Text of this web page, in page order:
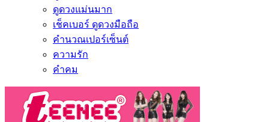
ดูดวงแม่นมาก
เช็คเบอร์ ดูดวงมือถือ
คำนวณเปอร์เซ็นต์
ความรัก
คำคม